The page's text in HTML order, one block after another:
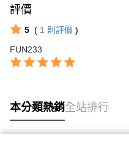
評價
5 ( 1 則評價 )
FUN233
本分類熱銷全站排行